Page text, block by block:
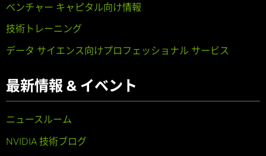
ベンチャー キャピタル向け情報
技術トレーニング
データ サイエンス向けプロフェッショナル サービス
最新情報 & イベント
ニュースルーム
NVIDIA 技術ブログ